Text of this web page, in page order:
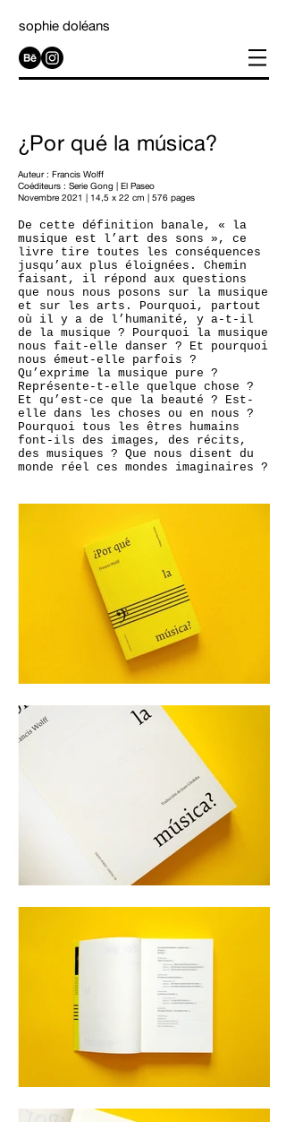
sophie doléans
¿Por qué la música?
Auteur : Francis Wolff
Coéditeurs : Serie Gong
El Paseo
Novembre 2021 | 14,5 x 22 cm | 576 pages
De cette définition banale, « la
musique est l’art des sons », ce
livre tire toutes les conséquences
jusqu’aux plus éloignées. Chemin
faisant, il répond aux questions
que nous nous posons sur la musique
et sur les arts. Pourquoi, partout
où il y a de l’humanité, y a-t-il
de la musique ? Pourquoi la musique
nous fait-elle danser ? Et pourquoi
nous émeut-elle parfois ?
Qu’exprime la musique pure ?
Représente-t-elle quelque chose ?
Et qu’est-ce que la beauté ? Est-
elle dans les choses ou en nous ?
Pourquoi tous les êtres humains
font-ils des images, des récits,
des musiques ? Que nous disent du
monde réel ces mondes imaginaires ?